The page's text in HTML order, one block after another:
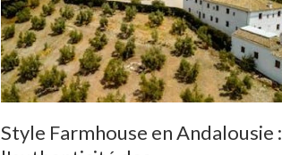
Style Farmhouse en Andalousie :